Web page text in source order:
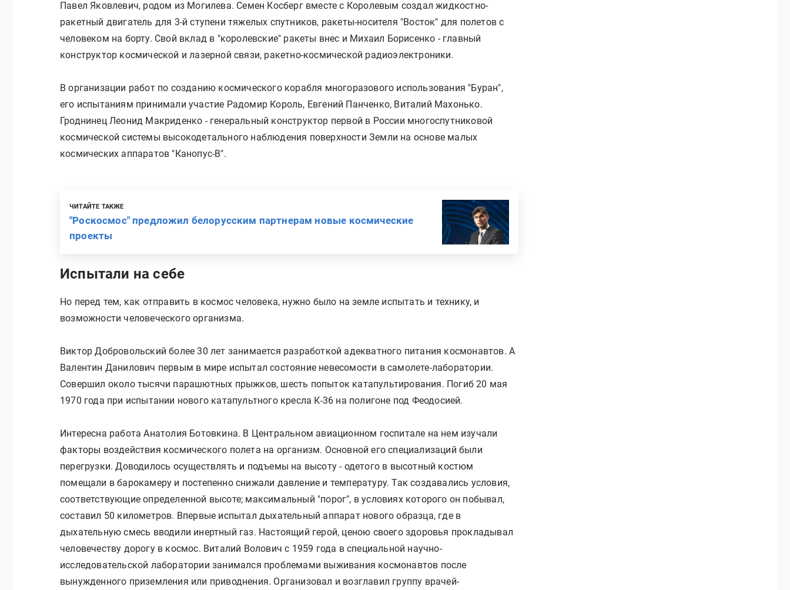
Павел Яковлевич, родом из Могилева. Семен Косберг вместе с Королевым создал жидкостно-
ракетный двигатель для 3-й ступени тяжелых спутников, ракеты-носителя "Восток" для полетов с
человеком на борту. Свой вклад в "королевские" ракеты внес и Михаил Борисенко - главный
конструктор космической и лазерной связи, ракетно-космической радиоэлектроники.
В организации работ по созданию космического корабля многоразового использования "Буран",
его испытаниям принимали участие Радомир Король, Евгений Панченко, Виталий Махонько.
Гроднинец Леонид Макриденко - генеральный конструктор первой в России многоспутниковой
космической системы высокодетального наблюдения поверхности Земли на основе малых
космических аппаратов "Канопус-В".
ЧИТАЙТЕ ТАКЖЕ
"Роскосмос" предложил белорусским партнерам новые космические
проекты
Испытали на себе
Но перед тем, как отправить в космос человека, нужно было на земле испытать и технику, и
возможности человеческого организма.
Виктор Добровольский более 30 лет занимается разработкой адекватного питания космонавтов. А
Валентин Данилович первым в мире испытал состояние невесомости в самолете-лаборатории.
Совершил около тысячи парашютных прыжков, шесть попыток катапультирования. Погиб 20 мая
1970 года при испытании нового катапультного кресла К-36 на полигоне под Феодосией.
Интересна работа Анатолия Ботовкина. В Центральном авиационном госпитале на нем изучали
факторы воздействия космического полета на организм. Основной его специализаций были
перегрузки. Доводилось осуществлять и подъемы на высоту - одетого в высотный костюм
помещали в барокамеру и постепенно снижали давление и температуру. Так создавались условия,
соответствующие определенной высоте; максимальный "порог", в условиях которого он побывал,
составил 50 километров. Впервые испытал дыхательный аппарат нового образца, где в
дыхательную смесь вводили инертный газ. Настоящий герой, ценою своего здоровья прокладывал
человечеству дорогу в космос. Виталий Волович с 1959 года в специальной научно-
исследовательской лаборатории занимался проблемами выживания космонавтов после
вынужденного приземления или приводнения. Организовал и возглавил группу врачей-